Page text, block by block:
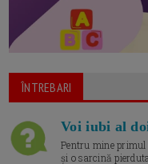
ÎNTREBARI
Voi iubi al
Pentru mine primul
și o sarcină